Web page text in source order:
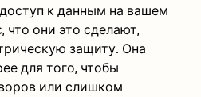
к данным на вашем
что они это сделают,
защиту. Она
для того, чтобы
или слишком